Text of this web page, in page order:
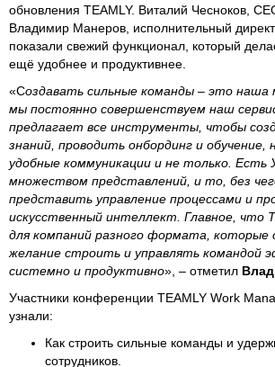
обновления TEAMLY. Виталий Чесноков,
Владимир Манеров, исполнительный
показали свежий функционал, который
ещё удобнее и продуктивнее.
«Создавать сильные команды – это наша
мы постоянно совершенствуем наш
предлагает все инструменты, чтобы
знаний, проводить онбординг и обучение,
удобные коммуникации и не только.
множеством представлений, и то, без
представить управление процессами и
искусственный интеллект. Главное, что
для компаний разного формата, которые
желание строить и управлять командой
системно и продуктивно», – отметил
Участники конференции TEAMLY Work
узнали:
Как строить сильные команды и
сотрудников.